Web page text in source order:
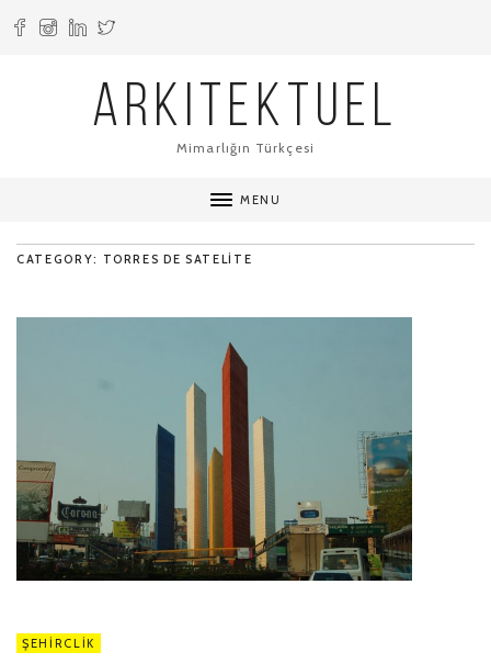
ARKITEKTUEL
Mimarlığın Türkçesi
MENU
CATEGORY: TORRES DE SATELITE
ŞEHIRCLIK